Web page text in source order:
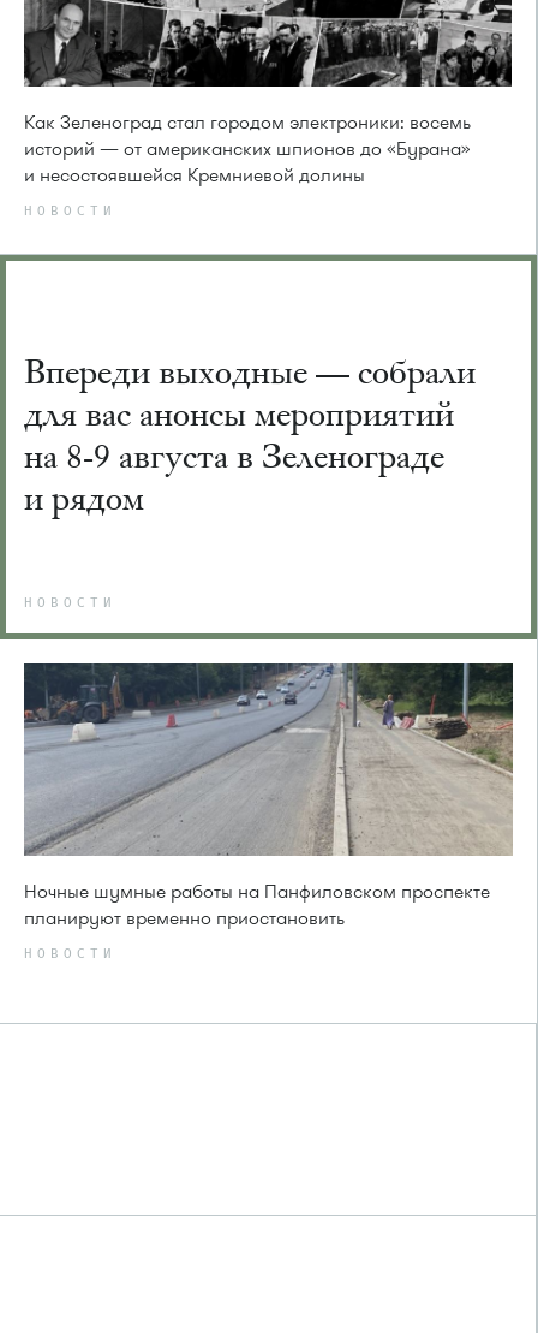
Как Зеленоград стал городом электроники: восемь
историй — от американских шпионов до «Бурана»
и несостоявшейся Кремниевой долины
НОВОСТИ
Впереди выходные — собрали
для вас анонсы мероприятий
на 8-9 августа в Зеленограде
и рядом
НОВОСТИ
Ночные шумные работы на Панфиловском проспекте
планируют временно приостановить
НОВОСТИ